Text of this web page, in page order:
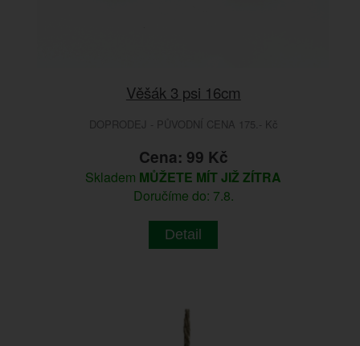
Věšák 3 psi 16cm
DOPRODEJ - PŮVODNÍ CENA 175.- Kč
Cena: 99 Kč
Skladem MŮŽETE MÍT JIŽ ZÍTRA
Doručíme do: 7.8.
Detail